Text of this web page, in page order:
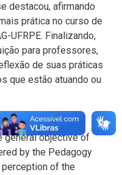
destacou, afirmando
prática no curso de
UFRPE. Finalizando,
para professores,
de suas práticas
que estão atuando ou
general objective of
by the Pedagogy
perception of the